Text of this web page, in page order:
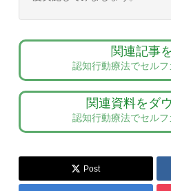
関連記事
認知行動療法でセル
関連資料をダ
認知行動療法でセル
Post